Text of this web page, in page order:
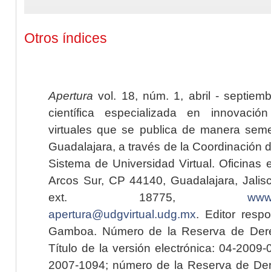
Otros índices
Apertura vol. 18, núm. 1, abril -
científica especializada en
virtuales que se publica de manera
Guadalajara, a través de la Coordinación
Sistema de Universidad Virtual. Oficinas
Arcos Sur, CP 44140, Guadalajara,
ext. 18775,
apertura@udgvirtual.udg.mx. Editor
Gamboa. Número de la Reserva de
Título de la versión electrónica: 04-2009-
2007-1094; número de la Reserva de